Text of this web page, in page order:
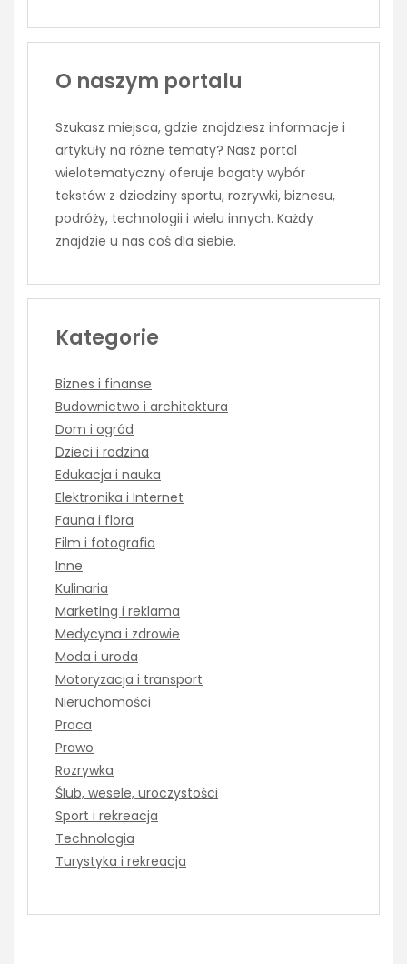
O naszym portalu
Szukasz miejsca, gdzie znajdziesz informacje i
artykuły na różne tematy? Nasz portal
wielotematyczny oferuje bogaty wybór
tekstów z dziedziny sportu, rozrywki, biznesu,
podróży, technologii i wielu innych. Każdy
znajdzie u nas coś dla siebie.
Kategorie
Biznes i finanse
Budownictwo i architektura
Dom i ogród
Dzieci i rodzina
Edukacja i nauka
Elektronika i Internet
Fauna i flora
Film i fotografia
Inne
Kulinaria
Marketing i reklama
Medycyna i zdrowie
Moda i uroda
Motoryzacja i transport
Nieruchomości
Praca
Prawo
Rozrywka
Ślub, wesele, uroczystości
Sport i rekreacja
Technologia
Turystyka i rekreacja